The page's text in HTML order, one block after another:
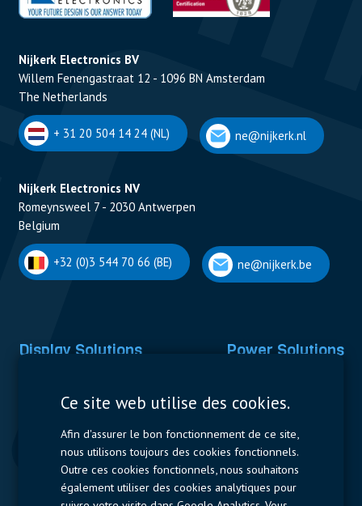
Nijkerk Electronics BV
Willem Fenengastraat 12 - 1096 BN Amsterdam
The Netherlands
+ 31 20 504 14 24 (NL) ne@nijkerk.nl
Nijkerk Electronics NV
Romeynsweel 7 - 2030 Antwerpen
Belgium
+32 (0)3 544 70 66 (BE) ne@nijkerk.be
Display Solutions Power Solutions
Contactors & Fuses
Measurement
Resistors
Ce site web utilise des cookies.
Afin d'assurer le bon fonctionnement de ce site,
nous utilisons toujours des cookies fonctionnels.
Outre ces cookies fonctionnels, nous souhaitons
également utiliser des cookies analytiques pour